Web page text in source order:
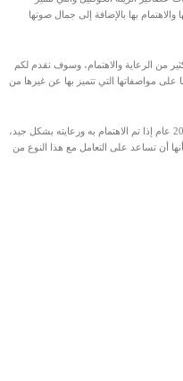
والاهتمام بها بالإضافة إلى جمال صوتها
من الرعاية والاهتمام، وسوف نقدم لكم
مواصفاتها التي تتميز بها عن غيرها من
يبلغ طول عصفور الزينة الكوكتيل حوالي 30 سنتيمتر أما وزنه فيصل إلى كيلو جرام، أما عن عمره فهو يعيش حتى 20 عام إذا تم الاهتمام به ورعايته بشكل جيد،
أن تساعد على التعامل مع هذا النوع من